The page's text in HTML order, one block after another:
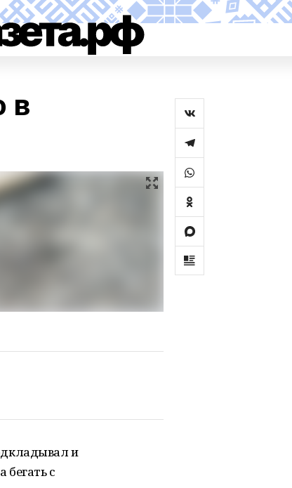
в
и
с